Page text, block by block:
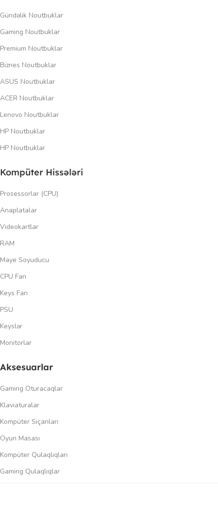
Gündəlik Noutbuklar
Gaming Noutbuklar
Premium Noutbuklar
Biznes Noutbuklar
ASUS Noutbuklar
ACER Noutbuklar
Lenovo Noutbuklar
HP Noutbuklar
HP Noutbuklar
Kompüter Hissələri
Prosessorlar (CPU)
Anaplatalar
Videokartlar
RAM
Maye Soyuducu
CPU Fan
Keys Fan
PSU
Keyslər
Monitorlar
Aksesuarlar
Gaming Oturacaqlar
Klaviaturalar
Kompüter Siçanları
Oyun Masası
Kompüter Qulaqlıqları
Gaming Qulaqlıqlar